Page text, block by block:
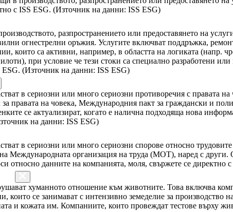
с ISS ESG. (Източник на данни: ISS ESG)
разпространението или предоставянето на
огнестрелни оръжия. Услугите включват поддръжка,
които са активни, например, в областта на логиката (напр.
при условие че тези стоки са специално разработени
ESG. (Източник на данни: ISS ESG)
в сериозни или много сериозни противоречия с правата
правата на човека, Международния пакт за граждански и
се актуализират, когато е налична подходяща нова
на данни: ISS ESG)
в сериозни или много сериозни спорове относно
Международната организация на труда (МОТ), наред с
данните на компанията, моля, свържете се директно
хуманното отношение към животните. Това включва
се занимават с интензивно земеделие за
и кожата им. Компаниите, които провеждат тестове върху